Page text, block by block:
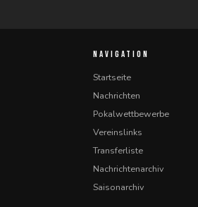
NAVIGATION
Startseite
Nachrichten
Pokalwettbewerbe
Vereinslinks
Transferliste
Nachrichtenarchiv
Saisonarchiv